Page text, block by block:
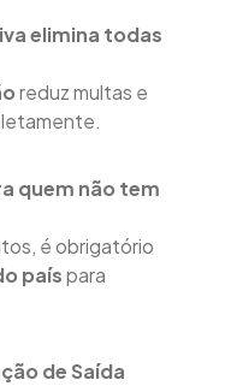
elimina todas
reduz multas e
quem não tem
é obrigatório
paíspara
de Saída